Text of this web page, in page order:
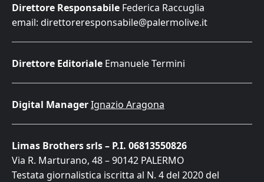
Direttore Responsabile Federica Raccuglia
email: direttoreresponsabile@palermolive.it
Direttore Editoriale Emanuele Termini
Digital ManagerIgnazio Aragona
Limas Brothers srls – P.I. 06813550826
Via R. Marturano, 48 – 90142 PALERMO
Testata giornalistica iscritta al N. 4 del 2020 del